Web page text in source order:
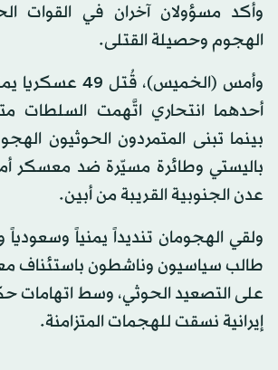
وأكد مسؤولان آخران في القوات
الهجوم وحصيلة القتلى.
وأمس (الخميس)،
أحدهما انتحاري اتَّهمت السلطات
بينما تبنى المتمردون الحوثيون
باليستي وطائرة مسيّرة ضد معسكر
عدن الجنوبية القريبة من أبين.
ولقي الهجومان تنديداً يمنياً وسعودياً
طالب سياسيون وناشطون باستئناف
على التصعيد الحوثي، وسط اتهامات
إيرانية نسقت للهجمات المتزامنة.